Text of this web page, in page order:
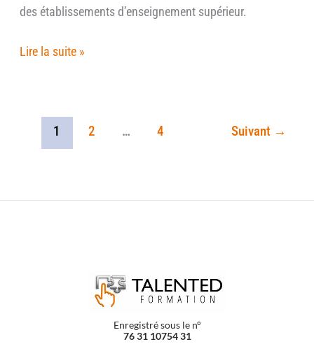
des établissements d’enseignement supérieur.
Lire la suite »
1 2 … 4 Suivant →
Enregistré sous le n°
76 31 10754 31